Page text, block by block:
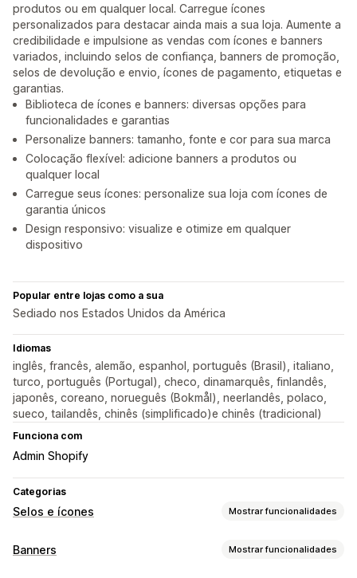
produtos ou em qualquer local. Carregue ícones
personalizados para destacar ainda mais a sua loja. Aumente a
credibilidade e impulsione as vendas com ícones e banners
variados, incluindo selos de confiança, banners de promoção,
selos de devolução e envio, ícones de pagamento, etiquetas e
garantias.
Biblioteca de ícones e banners: diversas opções para
funcionalidades e garantias
Personalize banners: tamanho, fonte e cor para sua marca
Colocação flexível: adicione banners a produtos ou
qualquer local
Carregue seus ícones: personalize sua loja com ícones de
garantia únicos
Design responsivo: visualize e otimize em qualquer
dispositivo
Popular entre lojas como a sua
Sediado nos Estados Unidos da América
Idiomas
inglês, francês, alemão, espanhol, português (Brasil), italiano,
turco, português (Portugal), checo, dinamarquês, finlandês,
japonês, coreano, norueguês (Bokmål), neerlandês, polaco,
sueco, tailandês, chinês (simplificado)e chinês (tradicional)
Funciona com
Admin Shopify
Categorias
Selos e ícones Mostrar funcionalidades
Tipos de ícones
Banners Mostrar funcionalidades